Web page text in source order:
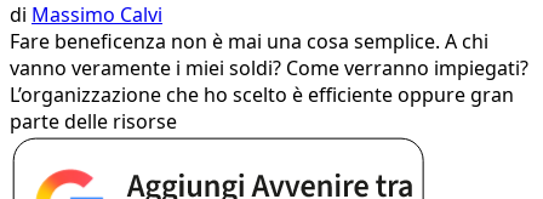
di Massimo Calvi
Fare beneficenza non è mai una cosa semplice. A chi
vanno veramente i miei soldi? Come verranno impiegati?
L’organizzazione che ho scelto è efficiente oppure gran
parte delle risorse